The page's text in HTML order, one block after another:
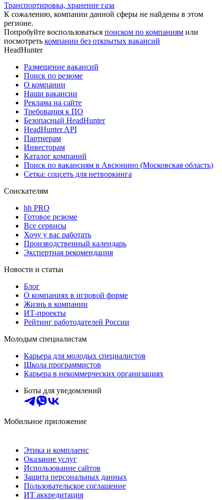
Транспортировка, хранение газа
К сожалению, компании данной сферы не найдены в этом
регионе.
Попробуйте воспользоваться поиском по компаниям или
посмотреть компании без открытых вакансий
HeadHunter
Размещение вакансий
Поиск по резюме
О компании
Наши вакансии
Реклама на сайте
Требования к ПО
Безопасный HeadHunter
HeadHunter API
Партнерам
Инвесторам
Каталог компаний
Поиск по вакансиям в Авсюнино (Московская область)
Сетка: соцсеть для нетворкинга
Соискателям
hh PRO
Готовое резюме
Все сервисы
Хочу у вас работать
Производственный календарь
Экспертная рекомендация
Новости и статьи
Блог
О компаниях в игровой форме
Жизнь в компании
ИТ-проекты
Рейтинг работодателей России
Молодым специалистам
Карьера для молодых специалистов
Школа программистов
Карьера в некоммерческих организациях
Боты для уведомлений
Мобильное приложение
Этика и комплаенс
Оказание услуг
Использование сайтов
Защита персональных данных
Пользовательское соглашение
ИТ аккредитация